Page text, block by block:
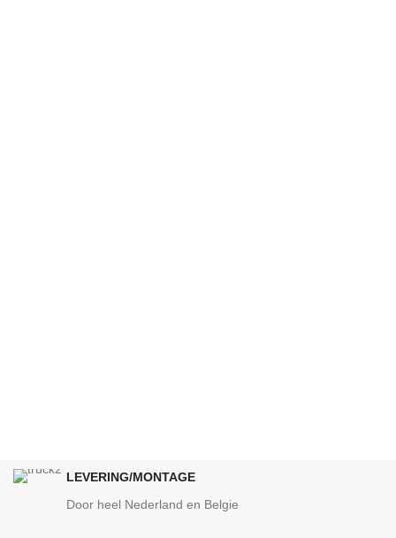
LEVERING/MONTAGE
Door heel Nederland en Belgie